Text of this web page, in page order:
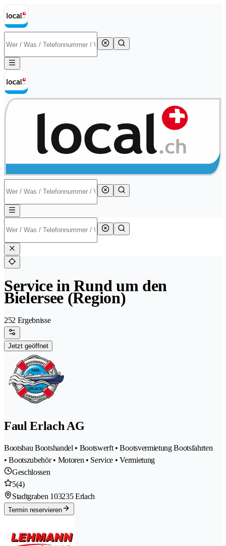
Service in Rund um den
Bielersee (Region)
252 Ergebnisse
Jetzt geöffnet
Faul Erlach AG
Bootsbau Bootshandel • Bootswerft • Bootsvermietung Bootsfahrten
• Bootszubehör • Motoren • Service • Vermietung
Geschlossen
5(4)
Stadtgraben 103235 Erlach
Termin reservieren